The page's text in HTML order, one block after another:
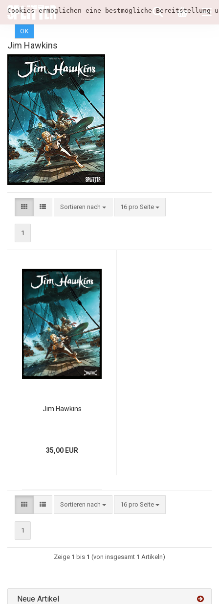
Cookies ermöglichen eine bestmögliche
OK
Jim Hawkins
Sortieren nach 16 pro Seite
1
Jim Hawkins
35,00 EUR
Sortieren nach 16 pro Seite
1
Zeige 1 bis 1 (von insgesamt 1 Artikeln)
Neue Artikel